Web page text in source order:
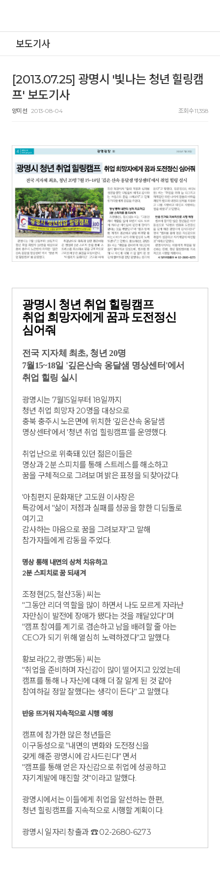
보도기사
[2013.07.25] 광명시 '빛나는 청년 힐링캠
프' 보도기사
양미선 2013-08-04 조회수 11,358
광명시 청년 취업 힐링캠프
취업 희망자에게 꿈과 도전정신
심어줘
전국 지자체 최초, 청년 20명
7월15~18일 '깊은산속 옹달샘 명상센터'에서
취업 힐링 실시
광명시는 7월15일부터 18일까지
청년 취업 희망자 20명을 대상으로
충북 충주시 노은면에 위치한 '깊은산속 옹달샘
명상센터'에서 '청년 취업 힐링캠프'를 운영했다.
취업난으로 위축돼 있던 젊은이들은
명상과 2분 스피치를 통해 스트레스를 해소하고
꿈을 구체적으로 그려보며 밝은 표정을 되찾아갔다.
'아침편지 문화재단' 고도원 이사장은
특강에서 "삶이 저점과 실패를 성공을 향한 디딤돌로
여기고
감사하는 마음으로 꿈을 그려보자"고 말해
참가자들에게 감동을 주었다.
명상 통해 내면의 상처 치유하고
2분 스피치로 꿈 되새겨
조정현(25, 철산3동) 씨는
"그동안 리더 역할을 많이 하면서 나도 모르게 자라난
자만심이 발전에 장애가 됐다는 것을 깨달았다"며
"캠프 참여를 계기로 겸손하고 남을 배려할 줄 아는
CEO가 되기 위해 열심히 노력하겠다"고 말했다.
황보라(22, 광명5동) 씨는
"취업을 준비하며 자신감이 많이 떨어지고 있었는데
캠프를 통해 나 자신에 대해 더 잘 알게 된 것 같아
참여하길 정말 잘했다는 생각이 든다" 고 말했다.
반응 뜨거워 지속적으로 시행 예정
캠프에 참가한 많은 청년들은
이구동성으로 "내면의 변화와 도전정신을
갖게 해준 광명시에 감사드린다" 면서
"캠프를 통해 얻은 자신감으로 취업에 성공하고
자기계발에 매진할 것"이라고 말했다.
광명시에서는 이들에게 취업을 알선하는 한편,
청년 힐링캠프를 지속적으로 시행할 계획이다.
광명시 일자리 창출과 ☎ 02-2680-6273